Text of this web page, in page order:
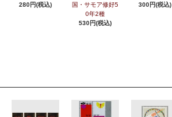
280円(税込)
国・サモア修好5
0年2種
530円(税込)
300円(税込)